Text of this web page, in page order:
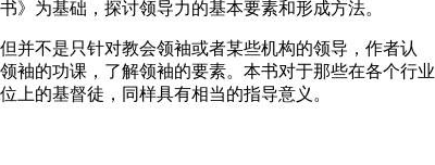
》为基础，探讨领导力的基本要素和形成方法。
并不是只针对教会领袖或者某些机构的领导，作者认
袖的功课，了解领袖的要素。本书对于那些在各个行业
上的基督徒，同样具有相当的指导意义。